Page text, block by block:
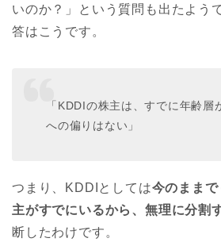
いのか？」という質問も出たよう
答はこうです。
「KDDIの株主は、すでに年齢層
への偏りはない」
つまり、KDDIとしては今のまま
主がすでにいるから、無理に分割
断したわけです。